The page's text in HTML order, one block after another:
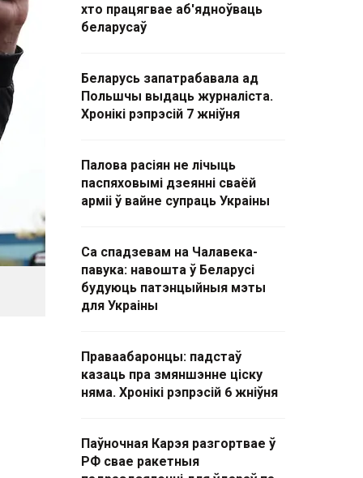
хто працягвае аб'ядноўваць
беларусаў
Беларусь запатрабавала ад
Польшчы выдаць журналіста.
Хронікі рэпрэсій 7 жніўня
Палова расіян не лічыць
паспяховымі дзеянні сваёй
арміі ў вайне супраць Украіны
Са спадзевам на Чалавека-
павука: навошта ў Беларусі
будуюць патэнцыйныя мэты
для Украіны
Праваабаронцы: падстаў
казаць пра змяншэнне ціску
няма. Хронікі рэпрэсій 6 жніўня
Паўночная Карэя разгортвае ў
РФ свае ракетныя